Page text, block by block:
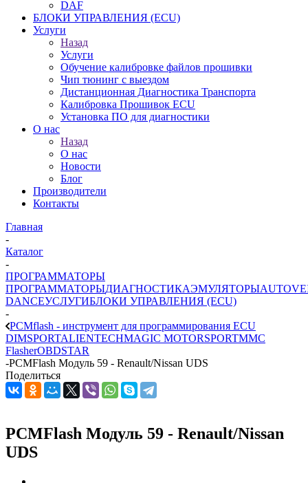
DAF
БЛОКИ УПРАВЛЕНИЯ (ECU)
Услуги
Назад
Услуги
Обучение калибровке файлов прошивки
Чип тюнинг с выездом
Дистанционная Диагностика Транспорта
Калибровка Прошивок ECU
Установка ПО для диагностики
О нас
Назад
О нас
Новости
Блог
Производители
Контакты
Главная
-
Каталог
-
ПРОГРАММАТОРЫ
ПРОГРАММАТОРЫДИАГНОСТИКАЭМУЛЯТОРЫ
DANCEУСЛУГИБЛОКИ УПРАВЛЕНИЯ (ECU)
-
PCMflash - инструмент для программирования ECU
DIMSPORTALIENTECHMAGIC MOTORSPORTMMC
FlasherOBDSTAR
-PCMFlash Модуль 59 - Renault/Nissan UDS
Поделиться
PCMFlash Модуль 59 - Renault/Nissan
UDS